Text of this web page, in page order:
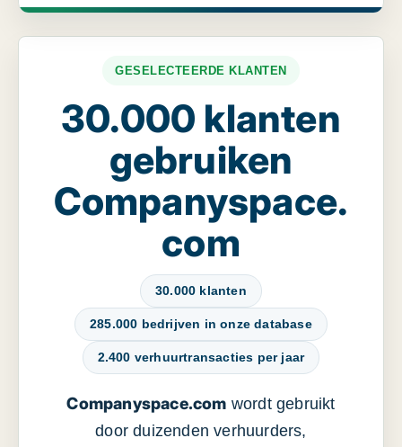
GESELECTEERDE KLANTEN
30.000 klanten
gebruiken
Companyspace.
com
30.000 klanten
285.000 bedrijven in onze database
2.400 verhuurtransacties per jaar
Companyspace.com wordt gebruikt
door duizenden verhuurders,